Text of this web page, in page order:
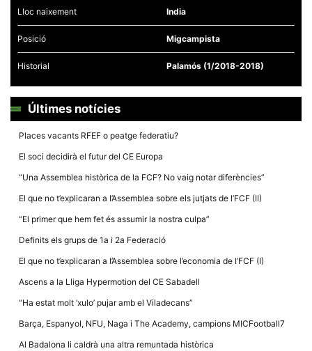
Lloc naixement India
Posició Migcampista
Historial Palamós (1/2018-2018)
Últimes notícies
Places vacants RFEF o peatge federatiu?
El soci decidirà el futur del CE Europa
“Una Assemblea històrica de la FCF? No vaig notar diferències”
El que no t’explicaran a l’Assemblea sobre els jutjats de l’FCF (II)
“El primer que hem fet és assumir la nostra culpa”
Definits els grups de 1a i 2a Federació
El que no t’explicaran a l’Assemblea sobre l’economia de l’FCF (I)
Ascens a la Lliga Hypermotion del CE Sabadell
“Ha estat molt ‘xulo’ pujar amb el Viladecans”
Barça, Espanyol, NFU, Naga i The Academy, campions MICFootball7
Al Badalona li caldrà una altra remuntada històrica
tècnic de la
estadístiques
anònima d'ús
per a millorar
i la seva